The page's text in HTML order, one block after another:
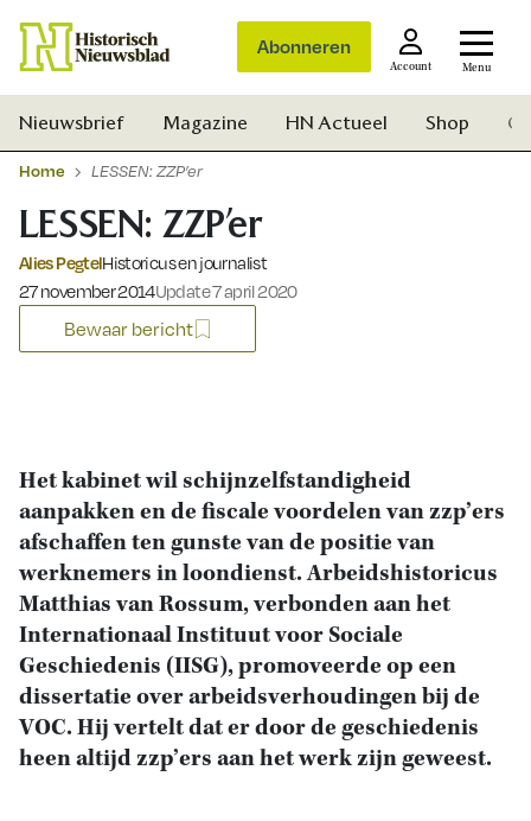
Abonneren
Account Menu
Zoek
Nieuwsbrief Magazine HN Actueel Shop
Home LESSEN: ZZP’er
LESSEN: ZZP’er
Alies PegtelHistoricus en journalist
Gepubliceerd op:
27 november 2014Update 7 april 2020
Bewaar bericht
Het kabinet wil schijnzelfstandigheid
aanpakken en de fiscale voordelen van zzp’ers
afschaffen ten gunste van de positie van
werknemers in loondienst. Arbeidshistoricus
Matthias van Rossum, verbonden aan het
Internationaal Instituut voor Sociale
Geschiedenis (IISG), promoveerde op een
dissertatie over arbeidsverhoudingen bij de
VOC. Hij vertelt dat er door de geschiedenis
heen altijd zzp’ers aan het werk zijn geweest.